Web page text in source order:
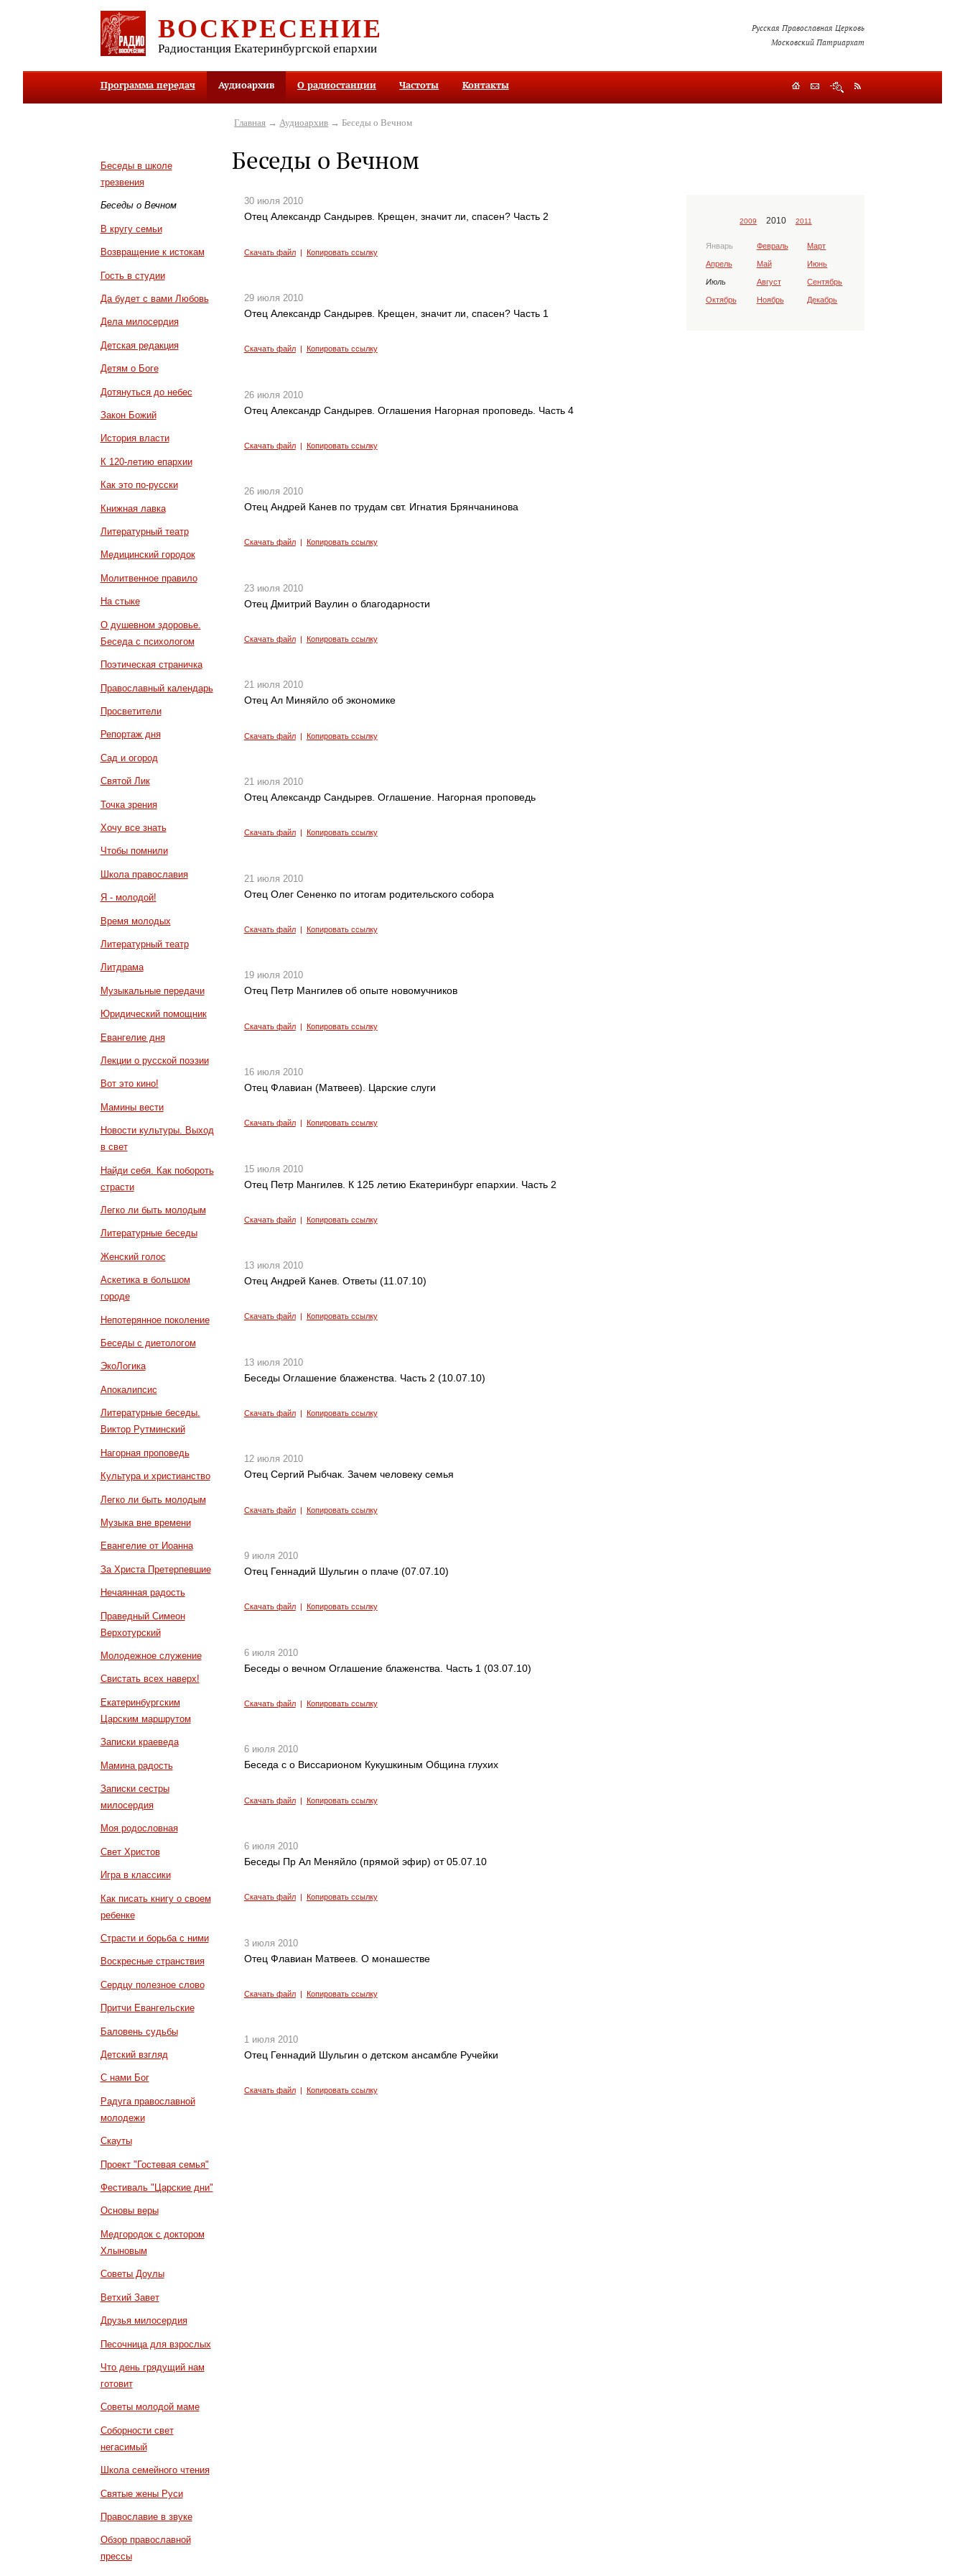
ВОСКРЕСЕНИЕ
Радиостанция Екатеринбургской епархии
Русская Православная Церковь
Московский Патриархат
Программа передач Аудиоархив О радиостанции Частоты Контакты
Беседы в школе
трезвения
Беседы о Вечном
В кругу семьи
Возвращение к истокам
Гость в студии
Да будет с вами Любовь
Дела милосердия
Детская редакция
Детям о Боге
Дотянуться до небес
Закон Божий
История власти
К 120-летию епархии
Как это по-русски
Книжная лавка
Литературный театр
Медицинский городок
Молитвенное правило
На стыке
О душевном здоровье.
Беседа с психологом
Поэтическая страничка
Православный календарь
Просветители
Репортаж дня
Сад и огород
Святой Лик
Точка зрения
Хочу все знать
Чтобы помнили
Школа православия
Я - молодой!
Время молодых
Литературный театр
Литдрама
Музыкальные передачи
Юридический помощник
Евангелие дня
Лекции о русской поэзии
Вот это кино!
Мамины вести
Новости культуры. Выход
в свет
Найди себя. Как побороть
страсти
Легко ли быть молодым
Литературные беседы
Женский голос
Аскетика в большом
городе
Непотерянное поколение
Беседы с диетологом
ЭкоЛогика
Апокалипсис
Литературные беседы.
Виктор Рутминский
Нагорная проповедь
Культура и христианство
Легко ли быть молодым
Музыка вне времени
Евангелие от Иоанна
За Христа Претерпевшие
Нечаянная радость
Праведный Симеон
Верхотурский
Молодежное служение
Свистать всех наверх!
Екатеринбургским
Царским маршрутом
Записки краеведа
Мамина радость
Записки сестры
милосердия
Моя родословная
Свет Христов
Игра в классики
Как писать книгу о своем
ребенке
Страсти и борьба с ними
Воскресные странствия
Сердцу полезное слово
Притчи Евангельские
Баловень судьбы
Детский взгляд
С нами Бог
Радуга православной
молодежи
Скауты
Проект "Гостевая семья"
Фестиваль "Царские дни"
Основы веры
Медгородок с доктором
Хлыновым
Советы Доулы
Ветхий Завет
Друзья милосердия
Песочница для взрослых
Что день грядущий нам
готовит
Советы молодой маме
Соборности свет
негасимый
Школа семейного чтения
Святые жены Руси
Православие в звуке
Обзор православной
прессы
Главная → Аудиоархив → Беседы о Вечном
Беседы о Вечном
30 июля 2010
Отец Александр Сандырев. Крещен, значит ли, спасен? Часть 2
Скачать файл| Копировать ссылку
29 июля 2010
Отец Александр Сандырев. Крещен, значит ли, спасен? Часть 1
Скачать файл| Копировать ссылку
26 июля 2010
Отец Александр Сандырев. Оглашения Нагорная проповедь. Часть 4
Скачать файл| Копировать ссылку
26 июля 2010
Отец Андрей Канев по трудам свт. Игнатия Брянчанинова
Скачать файл| Копировать ссылку
23 июля 2010
Отец Дмитрий Ваулин о благодарности
Скачать файл| Копировать ссылку
21 июля 2010
Отец Ал Миняйло об экономике
Скачать файл| Копировать ссылку
21 июля 2010
Отец Александр Сандырев. Оглашение. Нагорная проповедь
Скачать файл| Копировать ссылку
21 июля 2010
Отец Олег Сененко по итогам родительского собора
Скачать файл| Копировать ссылку
19 июля 2010
Отец Петр Мангилев об опыте новомучников
Скачать файл| Копировать ссылку
16 июля 2010
Отец Флавиан (Матвеев). Царские слуги
Скачать файл| Копировать ссылку
15 июля 2010
Отец Петр Мангилев. К 125 летию Екатеринбург епархии. Часть 2
Скачать файл| Копировать ссылку
13 июля 2010
Отец Андрей Канев. Ответы (11.07.10)
Скачать файл| Копировать ссылку
13 июля 2010
Беседы Оглашение блаженства. Часть 2 (10.07.10)
Скачать файл| Копировать ссылку
12 июля 2010
Отец Сергий Рыбчак. Зачем человеку семья
Скачать файл| Копировать ссылку
9 июля 2010
Отец Геннадий Шульгин о плаче (07.07.10)
Скачать файл| Копировать ссылку
6 июля 2010
Беседы о вечном Оглашение блаженства. Часть 1 (03.07.10)
Скачать файл| Копировать ссылку
6 июля 2010
Беседа с о Виссарионом Кукушкиным Община глухих
Скачать файл| Копировать ссылку
6 июля 2010
Беседы Пр Ал Меняйло (прямой эфир) от 05.07.10
Скачать файл| Копировать ссылку
3 июля 2010
Отец Флавиан Матвеев. О монашестве
Скачать файл| Копировать ссылку
1 июля 2010
Отец Геннадий Шульгин о детском ансамбле Ручейки
Скачать файл| Копировать ссылку
2009 2010 2011
Январь Февраль Март
Апрель Май Июнь
Июль Август Сентябрь
Октябрь Ноябрь Декабрь